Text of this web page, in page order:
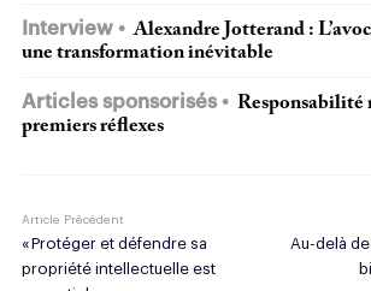
Interview
Alexandre Jotterand :
une transformation inévitable
Articles sponsorisés
Responsabilité
premiers réflexes
Article Précédent
« Protéger et défendre sa
propriété intellectuelle est
Au-delà